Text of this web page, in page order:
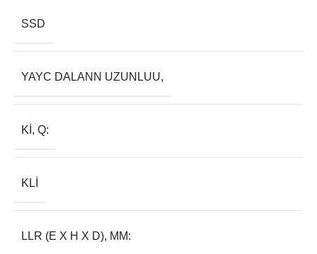
SSD
YAYC DALANN UZUNLUU,
KI, Q:
KLI
LLR (E X H X D), MM: